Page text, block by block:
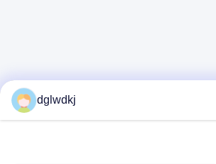
dglwdkj